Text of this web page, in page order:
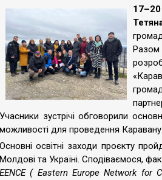
Учасники зустрічі обговорили
можливості для проведення Каравану
Основні освітні заходи проєкту
Молдові та Україні. Сподіваємося,
EENCE ( Eastern Europe Network for